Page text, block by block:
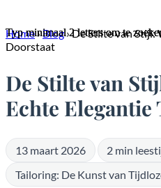
Typ minimaal 2 letters om te
Typ minimaal 2 letters om te
Home›Blog ›De Stilte van Stijl:
Doorstaat
De Stilte van
Echte
13 maart 2026
2 min
Tailoring: De Kunst van